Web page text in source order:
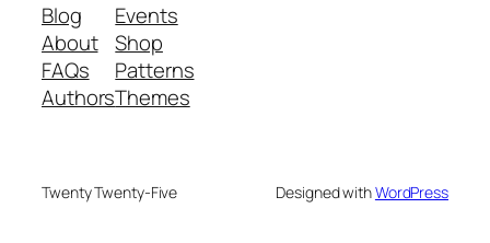
Blog
About
FAQs
Authors
Events
Shop
Patterns
Themes
Twenty Twenty-Five Designed withWordPress